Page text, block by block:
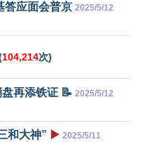
答应面会普京 2025/5/12
104,214次)
再添铁证 📝 2025/5/12
和大神” ▶️ 2025/5/11